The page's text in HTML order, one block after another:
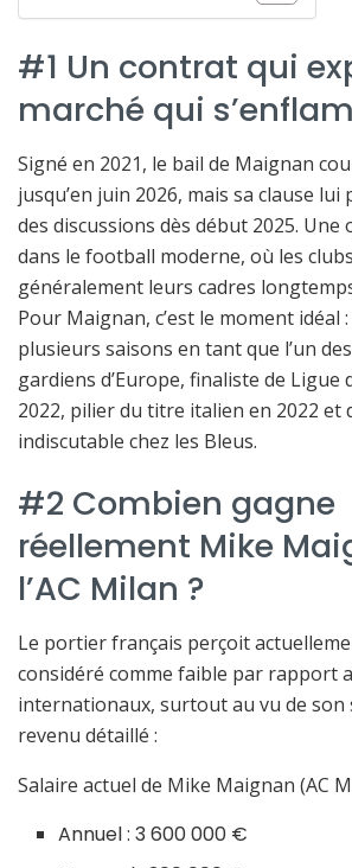
#1 Un contrat qui
marché qui
Signé en 2021, le bail de Maignan
jusqu’en juin 2026, mais sa clause lui
des discussions dès début 2025.
dans le football moderne, où les
généralement leurs cadres
Pour Maignan, c’est le moment idéal
plusieurs saisons en tant que l’un
gardiens d’Europe, finaliste de Ligue
2022, pilier du titre italien en 2022 et
indiscutable chez les Bleus.
#2 Combien gagne
réellement Mike
l’AC Milan ?
Le portier français perçoit
considéré comme faible par rapport
internationaux, surtout au vu de son
revenu détaillé :
Salaire actuel de Mike Maignan (AC
Annuel : 3 600 000 €